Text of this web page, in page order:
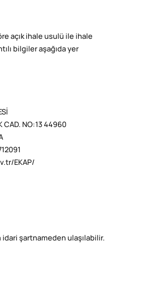
açık ihale usulü ile ihale
bilgiler aşağıda yer
CAD. NO:13 44960
EKAP/
idari şartnameden ulaşılabilir.